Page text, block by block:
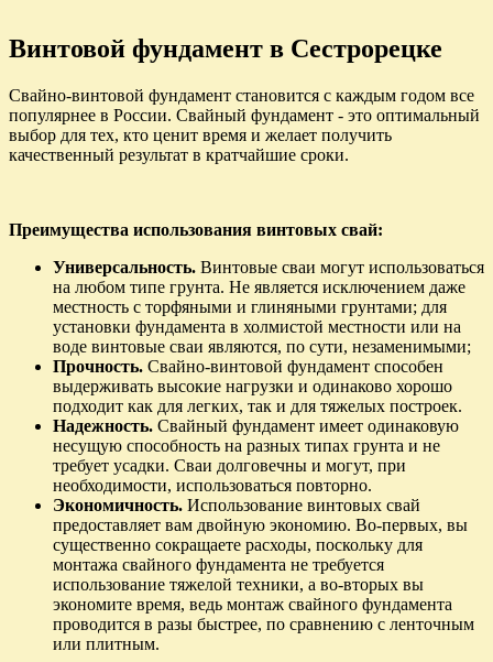
Винтовой фундамент в Сестрорецке
Свайно-винтовой фундамент становится с каждым годом все
популярнее в России. Свайный фундамент - это оптимальный
выбор для тех, кто ценит время и желает получить
качественный результат в кратчайшие сроки.
Преимущества использования винтовых свай:
Универсальность. Винтовые сваи могут использоваться
на любом типе грунта. Не является исключением даже
местность с торфяными и глиняными грунтами; для
установки фундамента в холмистой местности или на
воде винтовые сваи являются, по сути, незаменимыми;
Прочность. Свайно-винтовой фундамент способен
выдерживать высокие нагрузки и одинаково хорошо
подходит как для легких, так и для тяжелых построек.
Надежность. Свайный фундамент имеет одинаковую
несущую способность на разных типах грунта и не
требует усадки. Сваи долговечны и могут, при
необходимости, использоваться повторно.
Экономичность. Использование винтовых свай
предоставляет вам двойную экономию. Во-первых, вы
существенно сокращаете расходы, поскольку для
монтажа свайного фундамента не требуется
использование тяжелой техники, а во-вторых вы
экономите время, ведь монтаж свайного фундамента
проводится в разы быстрее, по сравнению с ленточным
или плитным.